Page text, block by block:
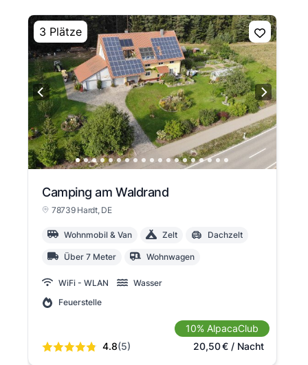
3 Plätze
Camping am Waldrand
78739 Hardt, DE
Wohnmobil & Van Zelt Dachzelt
Über 7 Meter Wohnwagen
WiFi - WLAN
Wasser
Feuerstelle
4.8(5)
10% AlpacaClub
20,50€/ Nacht